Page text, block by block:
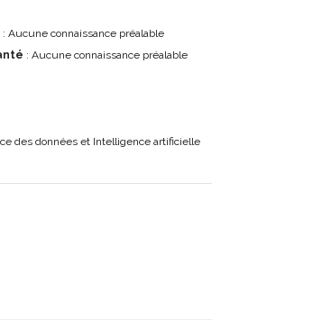
: Aucune connaissance préalable
: Aucune connaissance préalable
des données et Intelligence artificielle